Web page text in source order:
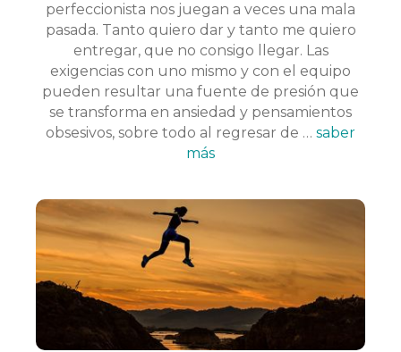
perfeccionista nos juegan a veces una mala
pasada. Tanto quiero dar y tanto me quiero
entregar, que no consigo llegar. Las
exigencias con uno mismo y con el equipo
pueden resultar una fuente de presión que
se transforma en ansiedad y pensamientos
obsesivos, sobre todo al regresar de … saber
más